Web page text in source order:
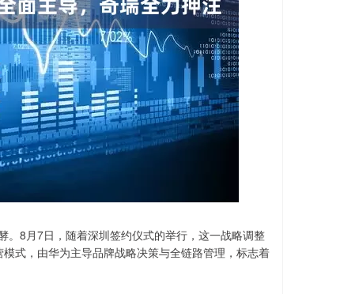
8月7日，随着深圳签约仪式的举行，这一战略调整
式，由华为主导品牌战略决策与全链路管理，标志着